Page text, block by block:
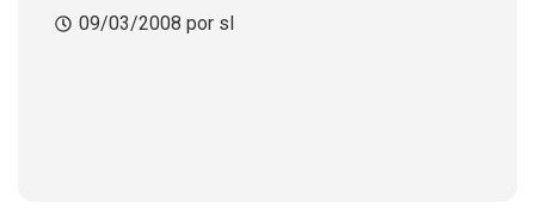
09/03/2008 por sl